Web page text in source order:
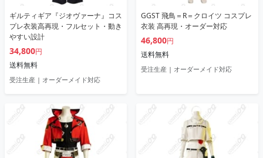
ギルティギア『ジオヴァーナ』コス
プレ衣装高再現・フルセット・動き
やすい設計
34,800円
送料無料
受注生産 | オーダーメイド対応
GGST 飛鳥＝R＝クロイツ コスプレ
衣装 高再現・オーダー対応
46,800円
送料無料
受注生産 | オーダーメイド対応